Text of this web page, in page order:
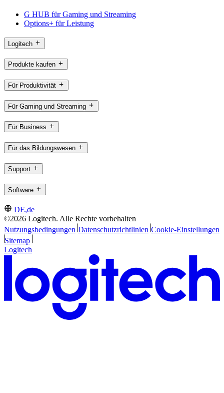
G HUB für Gaming und Streaming
Options+ für Leistung
Logitech
Produkte kaufen
Für Produktivität
Für Gaming und Streaming
Für Business
Für das Bildungswesen
Support
Software
DE,de
©2026 Logitech. Alle Rechte vorbehalten
Nutzungsbedingungen Datenschutzrichtlinien Cookie-Einstellungen
Sitemap
Logitech